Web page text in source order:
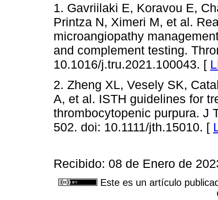
1. Gavriilaki E, Koravou E,
Printza N, Ximeri M, et al.
microangiopathy
and complement testing.
10.1016/j.tru.2021.100043. [
2. Zheng XL, Vesely SK,
A, et al. ISTH guidelines for
thrombocytopenic purpura. J
502. doi: 10.1111/jth.15010. [
Recibido: 08 de Enero de
Este es un artículo